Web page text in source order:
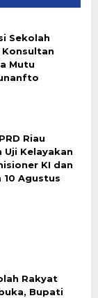
Sekolah
Mutu
Riau
Uji Kelayakan
KI dan
10 Agustus
Rakyat
Bupati